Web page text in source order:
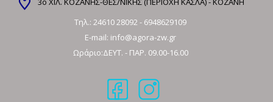
3ο ΧΙΛ. ΚΟΖΑΝΗΣ-ΘΕΣ/ΝΙΚΗΣ (ΠΕΡΙΟΧΗ ΚΑΣΛΑ) - ΚΟΖΑΝΗ
Τηλ.: 24610 28092- 6948629109
E-mail: info@agora-zw.gr
Ωράριο:ΔΕΥΤ. - ΠΑΡ. 09.00-16.00